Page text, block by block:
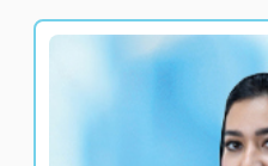
سمية سليمان الدهبي
اخصائية تغذية سريرية